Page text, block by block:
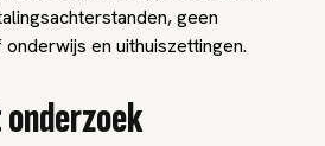
geen
en uithuiszettingen.